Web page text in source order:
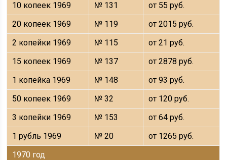
10 копеек 1969
№ 131
от 55 руб.
20 копеек 1969
№ 119
от 2015 руб.
2 копейки 1969
№ 115
от 21 руб.
15 копеек 1969
№ 137
от 2878 руб.
1 копейка 1969
№ 148
от 93 руб.
50 копеек 1969
№ 32
от 120 руб.
3 копейки 1969
№ 153
от 64 руб.
1 рубль 1969
№ 20
от 1265 руб.
1970 год